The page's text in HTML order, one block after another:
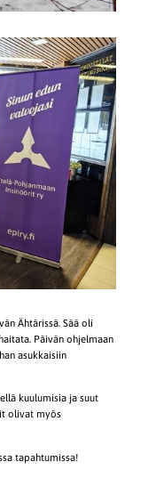
Ähtärissä. Sää oli
Päivän ohjelmaan
asukkaisiin
kuulumisia ja suut
olivat myös
tapahtumissa!